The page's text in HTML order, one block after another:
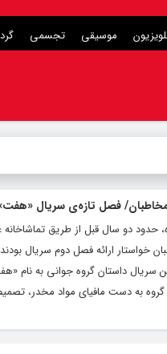
موسیقی تجسمی
فصل تازه‌ی سریال «هفت»
دو سال قبل از طریق
خواستار ارائه فصل دوم سریال
داستان گروه جوانی به نام
به دست مافیای مواد مخدر، تصمیم